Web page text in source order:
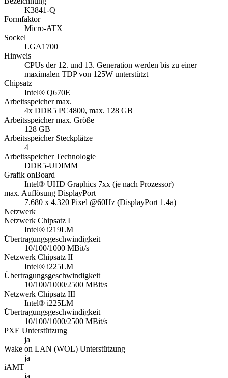
K3841-Q
Formfaktor
Micro-ATX
Sockel
LGA1700
Hinweis
CPUs der 12. und 13. Generation werden bis zu einer
maximalen TDP von 125W unterstützt
Chipsatz
Intel® Q670E
Arbeitsspeicher max.
4x DDR5 PC4800, max. 128 GB
Arbeitsspeicher max. Größe
128 GB
Arbeitsspeicher Steckplätze
4
Arbeitsspeicher Technologie
DDR5-UDIMM
Grafik onBoard
Intel® UHD Graphics 7xx (je nach Prozessor)
max. Auflösung DisplayPort
7.680 x 4.320 Pixel @60Hz (DisplayPort 1.4a)
Netzwerk
Netzwerk Chipsatz I
Intel® i219LM
Übertragungsgeschwindigkeit
10/100/1000 MBit/s
Netzwerk Chipsatz II
Intel® i225LM
Übertragungsgeschwindigkeit
10/100/1000/2500 MBit/s
Netzwerk Chipsatz III
Intel® i225LM
Übertragungsgeschwindigkeit
10/100/1000/2500 MBit/s
PXE Unterstützung
ja
Wake on LAN (WOL) Unterstützung
ja
iAMT
ja